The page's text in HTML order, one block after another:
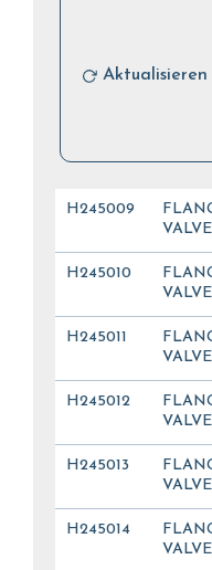
Aktualisieren
H245009
H245010
H245011
H245012
H245013
H245014